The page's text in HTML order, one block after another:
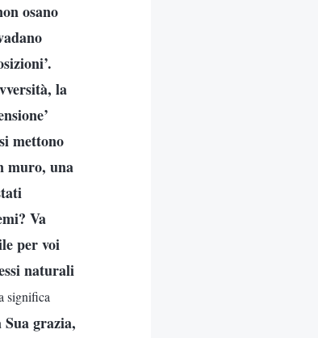
osano
la
mettono
muro, una
Va
per voi
naturali
significa
grazia,